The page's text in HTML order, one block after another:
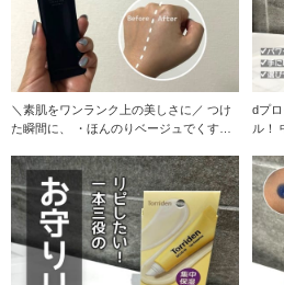
＼素肌をワンランク上の美しさに／ つけ
た瞬間に、 ・ほんのりベージュでくすみ
dプ
ル！ 中身はパワーアップ、なのに手に取